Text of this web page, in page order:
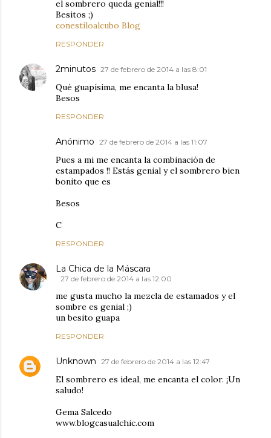
el sombrero queda genial!!!
Besitos ;)
conestiloalcubo Blog
RESPONDER
2minutos 27 de febrero de 2014 a las 8:01
Qué guapísima, me encanta la blusa!
Besos
RESPONDER
Anónimo 27 de febrero de 2014 a las 11:07
Pues a mi me encanta la combinación de
estampados !! Estás genial y el sombrero bien
bonito que es
Besos
C
RESPONDER
La Chica de la Máscara
27 de febrero de 2014 a las 12:00
me gusta mucho la mezcla de estamados y el
sombre es genial ;)
un besito guapa
RESPONDER
Unknown 27 de febrero de 2014 a las 12:47
El sombrero es ideal, me encanta el color. ¡Un
saludo!
Gema Salcedo
www.blogcasualchic.com